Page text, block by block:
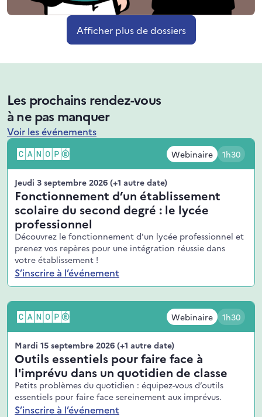
Afficher plus de dossiers
Les prochains rendez-vous
à ne pas manquer
Voir les événements
Webinaire 1h30
Jeudi 3 septembre 2026 (+1 autre date)
Fonctionnement d’un établissement
scolaire du second degré : le lycée
professionnel
Découvrez le fonctionnement d'un lycée professionnel et
prenez vos repères pour une intégration réussie dans
votre établissement !
S’inscrire à l’événement
Webinaire 1h30
Mardi 15 septembre 2026 (+1 autre date)
Outils essentiels pour faire face à
l'imprévu dans un quotidien de classe
Petits problèmes du quotidien : équipez-vous d’outils
essentiels pour faire face sereinement aux imprévus.
S’inscrire à l’événement